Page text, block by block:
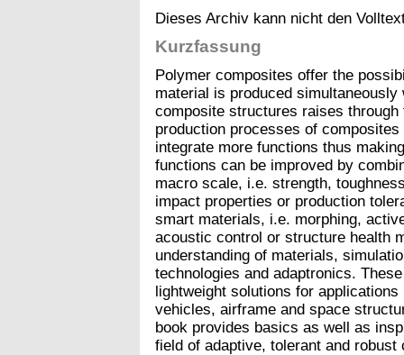
Dieses Archiv kann nicht den
Kurzfassung
Polymer composites offer the
material is produced
composite structures raises
production processes of
integrate more functions thus
functions can be improved by
macro scale, i.e. strength,
impact properties or production
smart materials, i.e. morphing,
acoustic control or structure health
understanding of materials,
technologies and adaptronics.
lightweight solutions for
vehicles, airframe and space
book provides basics as well as
field of adaptive, tolerant and